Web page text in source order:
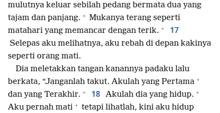
mulutnya keluar sebilah pedang bermata dua yang
tajam dan panjang. + Mukanya terang seperti
matahari yang memancar dengan terik. + 17
Selepas aku melihatnya, aku rebah di depan kakinya
seperti orang mati.
Dia meletakkan tangan kanannya padaku lalu
berkata, “Janganlah takut. Akulah yang Pertama +
dan yang Terakhir. + 18 Akulah dia yang hidup. +
Aku pernah mati + tetapi lihatlah, kini aku hidup